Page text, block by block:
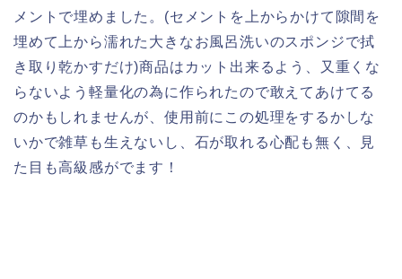
メントで埋めました。(セメントを上からかけて隙間を
埋めて上から濡れた大きなお風呂洗いのスポンジで拭
き取り乾かすだけ)商品はカット出来るよう、又重くな
らないよう軽量化の為に作られたので敢えてあけてる
のかもしれませんが、使用前にこの処理をするかしな
いかで雑草も生えないし、石が取れる心配も無く、見
た目も高級感がでます！